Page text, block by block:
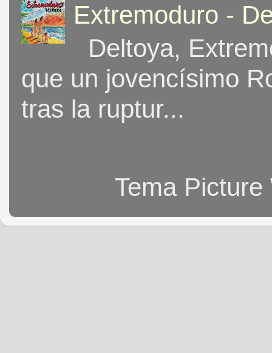
Extremoduro -
Deltoya,
que un jovencísimo
tras la ruptur...
Tema